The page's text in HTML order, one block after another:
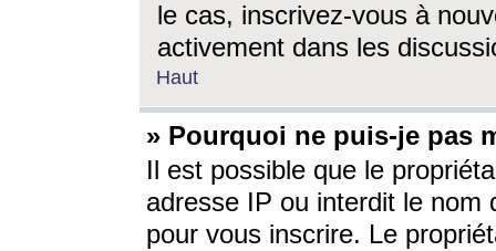
le cas, inscrivez-vous à
activement dans les
Haut
» Pourquoi ne puis-je pas
Il est possible que le
adresse IP ou interdit le nom
pour vous inscrire. Le